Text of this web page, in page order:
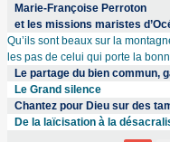
Marie-Françoise Perroton
et les missions maristes
Qu’ils sont beaux sur la
les pas de celui qui porte la
Le partage du bien commun,
Le Grand silence
Chantez pour Dieu sur des
De la laïcisation à la